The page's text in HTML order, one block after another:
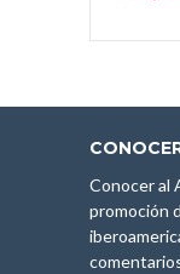
Conocer al
promoción